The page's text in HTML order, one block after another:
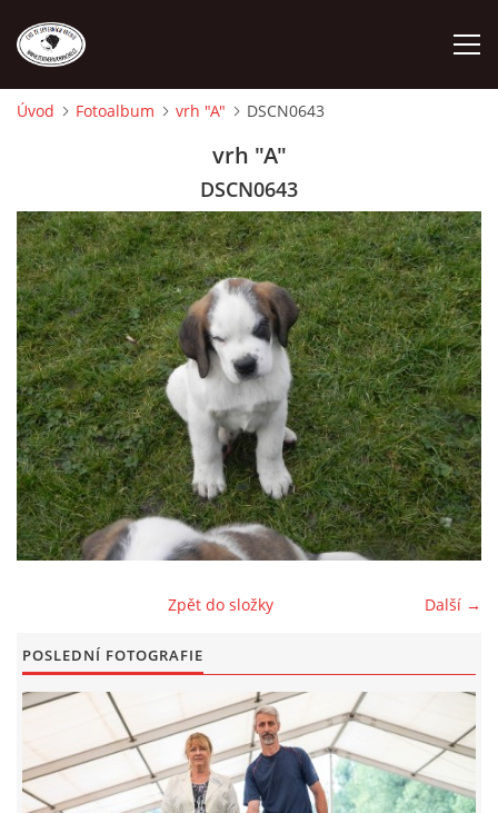
STANDARD
FENY
ŠTĚŇATA
VÝSTAVNÍ ÚSPĚCHY NAŠÍ CHS
FOTOALBUM
KONTAKT
© CHS ze Severních vrchů | Aktualizováno: 20. 7. 2026
Úvod Fotoalbum vrh "A" DSCN0643
vrh "A"
DSCN0643
Další →
Zpět do složky
POSLEDNÍ FOTOGRAFIE